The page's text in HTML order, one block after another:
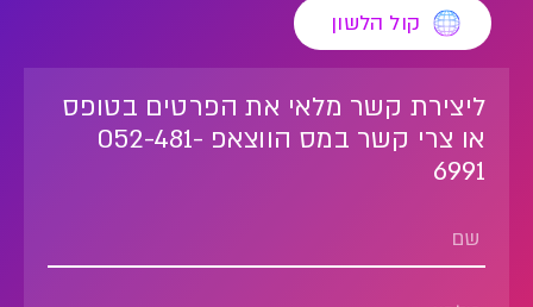
קול הלשון
ליצירת קשר מלאי את הפרטים בטופס
או צרי קשר במס הווצאפ 052-481-
6991